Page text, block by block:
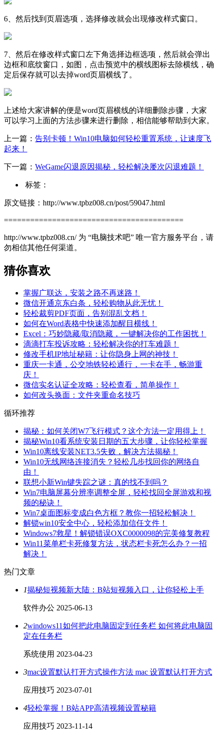
6、然后找到页眉选项，选择修改就会出现修改样式窗口。
7、然后在修改样式窗口左下角选择边框选项，然后就会弹出
边框和底纹窗口，如图，点击预览中的横线图标去除横线，确
定后保存就可以去掉word页眉横线了。
上述给大家讲解的便是word页眉横线的详细删除步骤，大家
可以学习上面的方法步骤来进行删除，相信能够帮助到大家。
上一篇： 告别卡顿！Win10电脑如何轻松重置系统，让速度飞
起来！
下一篇： WeGame闪退原因揭秘，轻松解决屡次闪退难题！
标签：
原文链接：http://www.tpbz008.cn/post/59047.html
=========================================
http://www.tpbz008.cn/ 为 “电脑技术吧” 唯一官方服务平台，请
勿相信其他任何渠道。
猜你喜欢
掌握广联达，安装之路不再迷路！
微信开通京东白条，轻松购物从此无忧！
轻松裁剪PDF页面，告别混乱文档！
如何在Word表格中快速添加醒目横线！
Excel：巧妙隐藏/取消隐藏，一键解决你的工作困扰！
滴滴打车投诉攻略：轻松解决你的打车难题！
修改手机IP地址秘籍：让你隐身上网的神技！
重庆一卡通，公交地铁轻松通行，一卡在手，畅游重
庆！
微信实名认证全攻略：轻松查看，简单操作！
如何改头换面：文件夹重命名技巧
循环推荐
揭秘：如何关闭W7飞行模式？这个方法一定用得上！
揭秘Win10看系统安装日期的五大步骤，让你轻松掌握
Win10离线安装NET3.5失败，解决方法揭秘！
Win10无线网络连接消失？轻松几步找回你的网络自
由！
联想小新Win键失踪之谜：真的找不到吗？
Win7电脑屏幕分辨率调整全屏，轻松找回全屏游戏和视
频的秘诀！
Win7桌面图标变成白色方框？教你一招轻松解决！
解锁win10安全中心，轻松添加信任文件！
Windows7救星！解锁错误OXC0000098的完美修复教程
Win11菜单栏卡死修复方法，状态栏卡死怎么办？一招
解决！
热门文章
1揭秘短视频新大陆：B站短视频入口，让你轻松上手
软件办公 2025-06-13
2windows11如何把此电脑固定到任务栏 如何将此电脑固
定在任务栏
系统使用 2023-04-23
3mac设置默认打开方式操作方法 mac 设置默认打开方式
应用技巧 2023-07-01
4轻松掌握！B站APP高清视频设置秘籍
应用技巧 2023-11-14